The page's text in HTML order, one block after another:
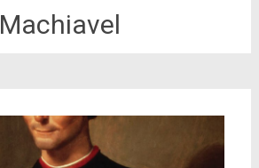
Machiavel